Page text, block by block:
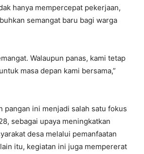
hanya mempercepat pekerjaan,
semangat baru bagi warga
Walaupun panas, kami tetap
masa depan kami bersama,”
pangan ini menjadi salah satu fokus
sebagai upaya meningkatkan
desa melalui pemanfaatan
itu, kegiatan ini juga mempererat